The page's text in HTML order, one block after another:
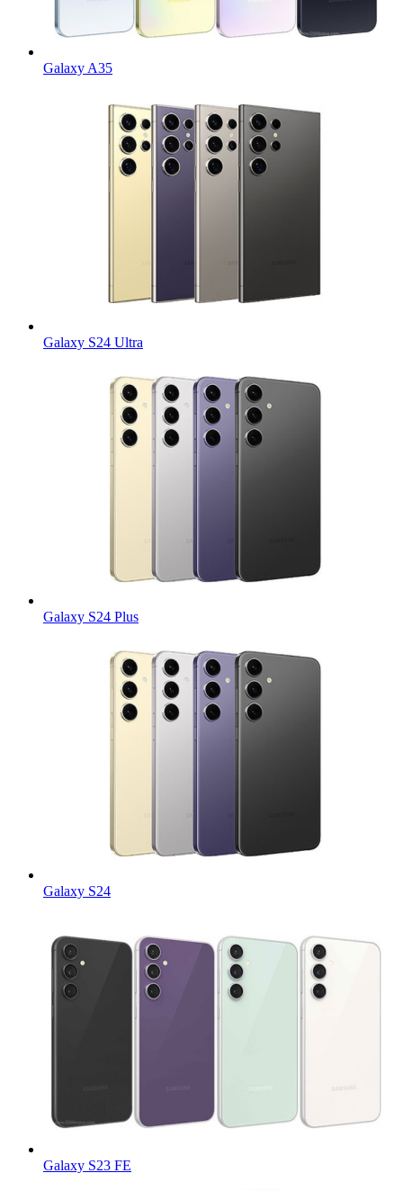
Galaxy A35
Galaxy S24 Ultra
Galaxy S24 Plus
Galaxy S24
Galaxy S23 FE